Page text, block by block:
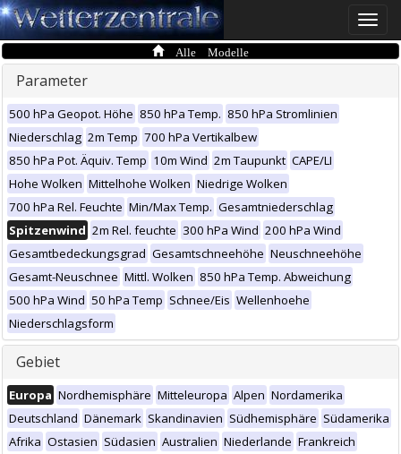
Toggle
Alle Modelle
Parameter
500 hPa Geopot. Höhe 850 hPa Temp. 850 hPa Stromlinien
Niederschlag 2m Temp 700 hPa Vertikalbew
850 hPa Pot. Äquiv. Temp 10m Wind 2m Taupunkt CAPE/LI
Hohe Wolken Mittelhohe Wolken Niedrige Wolken
700 hPa Rel. Feuchte Min/Max Temp. Gesamtniederschlag
Spitzenwind 2m Rel. feuchte 300 hPa Wind 200 hPa Wind
Gesamtbedeckungsgrad Gesamtschneehöhe Neuschneehöhe
Gesamt-Neuschnee Mittl. Wolken 850 hPa Temp. Abweichung
500 hPa Wind 50 hPa Temp Schnee/Eis Wellenhoehe
Niederschlagsform
Gebiet
Europa Nordhemisphäre Mitteleuropa Alpen Nordamerika
Deutschland Dänemark Skandinavien Südhemisphäre Südamerika
Afrika Ostasien Südasien Australien Niederlande Frankreich